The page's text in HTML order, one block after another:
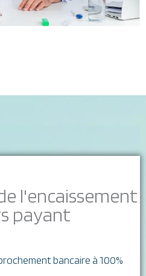
l'encaissement
payant
bancaire à 100%